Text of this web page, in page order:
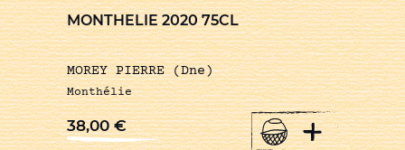
MONTHELIE 2020 75CL
MOREY PIERRE (Dne)
Monthélie
38,00€ +